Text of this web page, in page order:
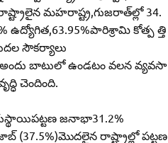
మహరాష్ట్ర,గుజరాత్‌ల్లో 34.
ఉద్యోగిత,63.95%పారిశ్రామి కోత్ప త్తి
సౌకర్యాలు
బాటులో ఉండటం వలన వ్యవసా
చెందింది.
జనాభా31.2%
(37.5%)మొదలైన రాష్ట్రాల్లో పట్టణ